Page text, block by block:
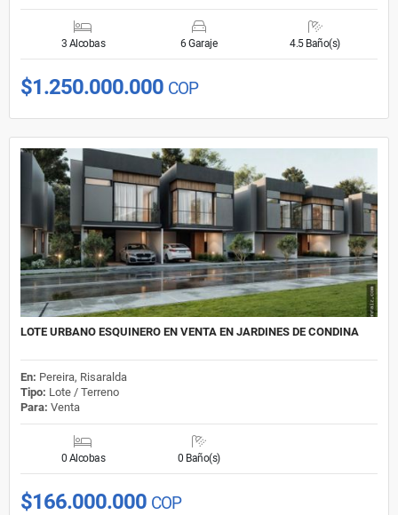
3 Alcobas 6 Garaje 4.5 Baño(s)
$1.250.000.000 COP
LOTE URBANO ESQUINERO EN VENTA EN JARDINES DE CONDINA
En: Pereira, Risaralda
Tipo: Lote / Terreno
Para: Venta
0 Alcobas 0 Baño(s)
$166.000.000 COP